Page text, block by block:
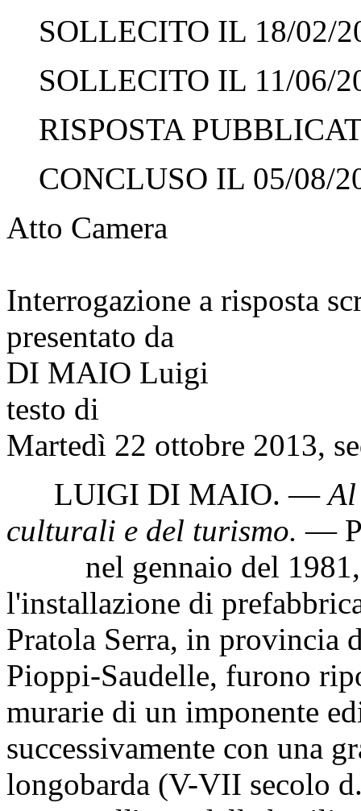
SOLLECITO IL 18/02/
SOLLECITO IL 11/06/
RISPOSTA
CONCLUSO IL 05/08/
Atto Camera
Interrogazione a risposta
presentato da
DI MAIO Luigi
testo di
Martedì 22 ottobre 2013,
LUIGI DI MAIO. —
culturali e del turismo. —
nel gennaio del 1981,
l'installazione di
Pratola Serra, in provincia
Pioppi-Saudelle, furono
murarie di un imponente
successivamente con una
longobarda (V-VII secolo